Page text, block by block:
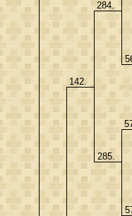
142.
284.
285.